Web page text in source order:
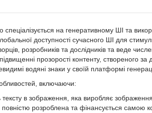
на генеративному ШІ та
доступності сучасного ШІ для
розробників та дослідників та веде
прозорості контенту, створеного
водяні знаки у своїй платформі
включаючи:
в зображення, яка виробляє
повністю розроблена та фінансується самою